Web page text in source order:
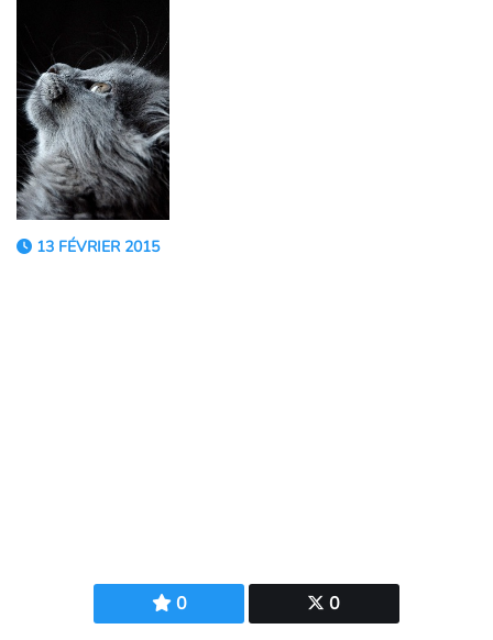
0 0
13 FÉVRIER 2015